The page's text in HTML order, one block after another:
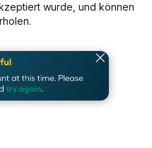
wurde, und können